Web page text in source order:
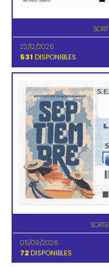
22/12/2026
531 DISPONIBLES
05/09/2026
72 DISPONIBLES